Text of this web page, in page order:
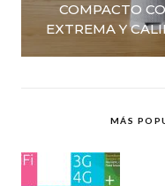
COMPACTO
EXTREMA Y
MÁS